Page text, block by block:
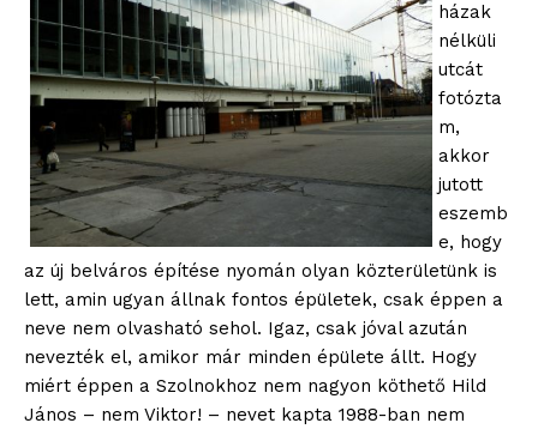
házak
nélküli
utcát
fotózta
m,
akkor
jutott
eszemb
e, hogy
az új belváros építése nyomán olyan közterületünk is
lett, amin ugyan állnak fontos épületek, csak éppen a
neve nem olvasható sehol. Igaz, csak jóval azután
nevezték el, amikor már minden épülete állt. Hogy
miért éppen a Szolnokhoz nem nagyon köthető Hild
János – nem Viktor! – nevet kapta 1988-ban nem